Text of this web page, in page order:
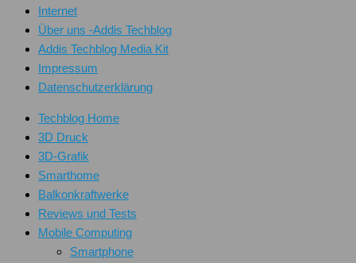
Internet
Über uns -Addis Techblog
Addis Techblog Media Kit
Impressum
Datenschutzerklärung
Techblog Home
3D Druck
3D-Grafik
Smarthome
Balkonkraftwerke
Reviews und Tests
Mobile Computing
Smartphone